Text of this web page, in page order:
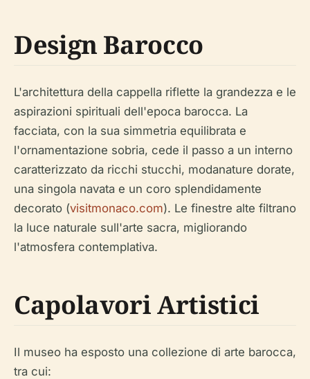
Design Barocco
L'architettura della cappella riflette la grandezza e le
aspirazioni spirituali dell'epoca barocca. La
facciata, con la sua simmetria equilibrata e
l'ornamentazione sobria, cede il passo a un interno
caratterizzato da ricchi stucchi, modanature dorate,
una singola navata e un coro splendidamente
decorato (visitmonaco.com). Le finestre alte filtrano
la luce naturale sull'arte sacra, migliorando
l'atmosfera contemplativa.
Capolavori Artistici
Il museo ha esposto una collezione di arte barocca,
tra cui: